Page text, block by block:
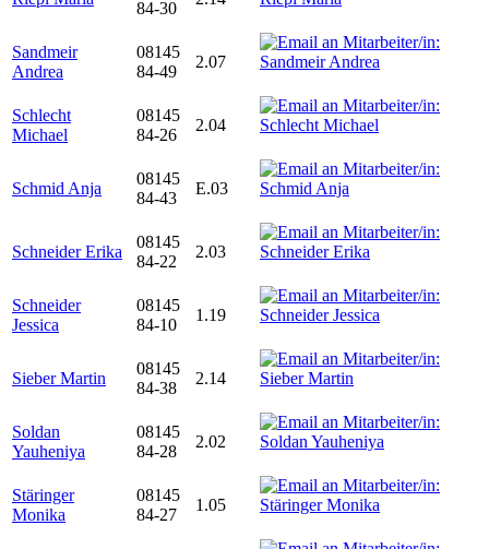
84-30
Sandmeir
Andrea
08145
84-49
2.07
Schlecht
Michael
08145
84-26
2.04
Schmid Anja
08145
84-43
E.03
Schneider Erika
08145
84-22
2.03
Schneider
Jessica
08145
84-10
1.19
Sieber Martin
08145
84-38
2.14
Soldan
Yauheniya
08145
84-28
2.02
Stäringer
Monika
08145
84-27
1.05